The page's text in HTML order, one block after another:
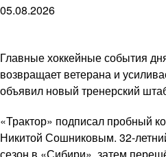
05.08.2026
Главные хоккейные события
возвращает ветерана и
объявил новый тренерский
«Трактор» подписал пробный
Никитой Сошниковым. 32-